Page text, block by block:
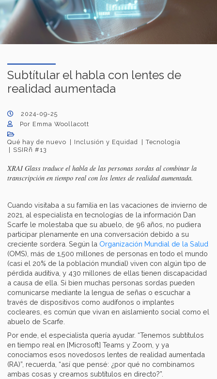
Subtítular el habla con lentes de
realidad aumentada
2024-09-25
Por Emma Woollacott
Qué hay de nuevo Inclusión y Equidad
Tecnología
SSIRñ #13
XRAI Glass traduce el habla de las personas sordas al combinar la
transcripción en tiempo real con los lentes de realidad aumentada.
Cuando visitaba a su familia en las vacaciones de invierno de
2021, al especialista en tecnologías de la información Dan
Scarfe le molestaba que su abuelo, de 96 años, no pudiera
participar plenamente en una conversación debido a su
creciente sordera. Según la Organización Mundial de la Salud
(OMS), más de 1,500 millones de personas en todo el mundo
(casi el 20% de la población mundial) viven con algún tipo de
pérdida auditiva, y 430 millones de ellas tienen discapacidad
a causa de ella. Si bien muchas personas sordas pueden
comunicarse mediante la lengua de señas o escuchar a
través de dispositivos como audífonos o implantes
cocleares, es común que vivan en aislamiento social como el
abuelo de Scarfe.
Por ende, el especialista quería ayudar. “Tenemos subtítulos
en tiempo real en [Microsoft] Teams y Zoom, y ya
conocíamos esos novedosos lentes de realidad aumentada
(RA)”, recuerda, “así que pensé: ¿por qué no combinamos
ambas cosas y creamos subtítulos en directo?”.